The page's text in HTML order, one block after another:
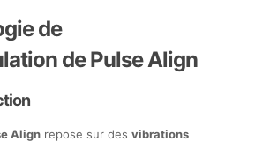
de
de Pulse Align
Alignrepose sur des vibrations